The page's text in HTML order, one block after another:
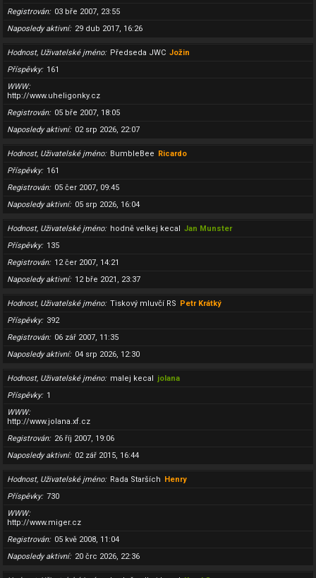
Registrován
03 bře 2007, 23:55
Naposledy aktivní
29 dub 2017, 16:26
Hodnost, Uživatelské jméno Předseda JWC Jožin
Příspěvky
161
WWW
http://www.uheligonky.cz
Registrován
05 bře 2007, 18:05
Naposledy aktivní
02 srp 2026, 22:07
Hodnost, Uživatelské jméno BumbleBee Ricardo
Příspěvky
161
Registrován
05 čer 2007, 09:45
Naposledy aktivní
05 srp 2026, 16:04
Hodnost, Uživatelské jméno hodně velkej kecal Jan Munster
Příspěvky
135
Registrován
12 čer 2007, 14:21
Naposledy aktivní
12 bře 2021, 23:37
Hodnost, Uživatelské jméno Tiskový mluvčí RS Petr Krátký
Příspěvky
392
Registrován
06 zář 2007, 11:35
Naposledy aktivní
04 srp 2026, 12:30
Hodnost, Uživatelské jméno malej kecal jolana
Příspěvky
1
WWW
http://www.jolana.xf.cz
Registrován
26 říj 2007, 19:06
Naposledy aktivní
02 zář 2015, 16:44
Hodnost, Uživatelské jméno Rada Starších Henry
Příspěvky
730
WWW
http://www.miger.cz
Registrován
05 kvě 2008, 11:04
Naposledy aktivní
20 črc 2026, 22:36